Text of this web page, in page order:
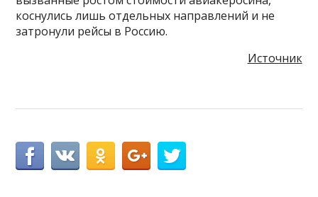
коснулись лишь отдельных направлений и не
затронули рейсы в Россию.
Источник